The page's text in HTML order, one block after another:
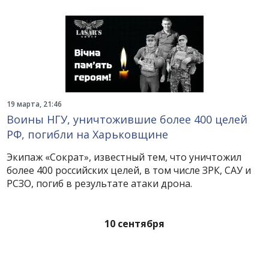
19 марта, 21:46
Воины НГУ, уничтожившие более 400 целей
РФ, погибли на Харьковщине
Экипаж «Сократ», известный тем, что уничтожил
более 400 российских целей, в том числе ЗРК, САУ и
РСЗО, погиб в результате атаки дрона.
10 сентября